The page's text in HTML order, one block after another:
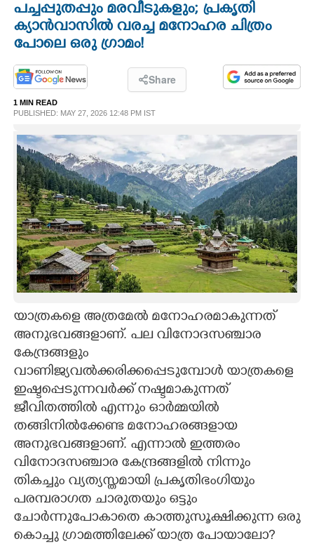
OPINION
PHOTOS
LIFESTYLE
SPIRITUAL
INFO+
ART
ASTRO
CARTOONS
LITERATURE
ZOOM
CONTACT US
പച്ചപ്പുതപ്പും മരവീടുകളും; പ്രകൃതി
ക്യാൻവാസിൽ വരച്ച മനോഹര ചിത്രം
പോലെ ഒരു ഗ്രാമം!
Share
1 MIN READ
PUBLISHED: MAY 27, 2026 12:48 PM IST
യാത്രകളെ അത്രമേൽ മനോഹരമാകുന്നത്
അനുഭവങ്ങളാണ്. പല വിനോദസഞ്ചാര
കേന്ദ്രങ്ങളും
വാണിജ്യവൽക്കരിക്കപ്പെടുമ്പോൾ യാത്രകളെ
ഇഷ്ടപ്പെടുന്നവർക്ക് നഷ്ടമാകുന്നത്
ജീവിതത്തിൽ എന്നും ഓർമ്മയിൽ
തങ്ങിനിൽക്കേണ്ട മനോഹരങ്ങളായ
അനുഭവങ്ങളാണ്. എന്നാൽ ഇത്തരം
വിനോദസഞ്ചാര കേന്ദ്രങ്ങളിൽ നിന്നും
തികച്ചും വ്യത്യസ്തമായി പ്രകൃതിഭംഗിയും
പരമ്പരാഗത ചാരുതയും ഒട്ടും
ചോർന്നുപോകാതെ കാത്തുസൂക്ഷിക്കുന്ന ഒരു
കൊച്ചു ഗ്രാമത്തിലേക്ക് യാത്ര പോയാലോ?